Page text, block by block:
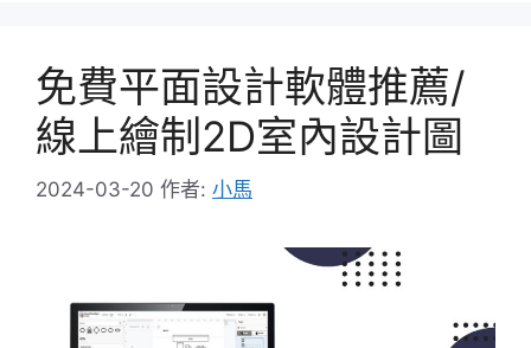
免費平面設計軟體推薦/
線上繪制2D室內設計圖
2024-03-20 作者: 小馬